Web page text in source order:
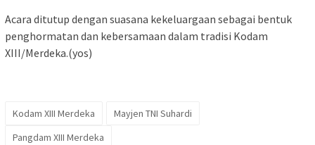
Acara ditutup dengan suasana kekeluargaan sebagai bentuk
penghormatan dan kebersamaan dalam tradisi Kodam
XIII/Merdeka.(yos)
Kodam XIII Merdeka
Mayjen TNI Suhardi
Pangdam XIII Merdeka